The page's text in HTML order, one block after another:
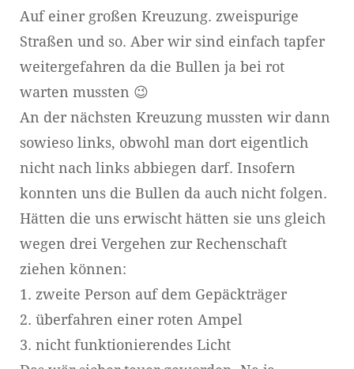
Auf einer großen Kreuzung. zweispurige
Straßen und so. Aber wir sind einfach tapfer
weitergefahren da die Bullen ja bei rot
warten mussten 😉
An der nächsten Kreuzung mussten wir dann
sowieso links, obwohl man dort eigentlich
nicht nach links abbiegen darf. Insofern
konnten uns die Bullen da auch nicht folgen.
Hätten die uns erwischt hätten sie uns gleich
wegen drei Vergehen zur Rechenschaft
ziehen können:
1. zweite Person auf dem Gepäckträger
2. überfahren einer roten Ampel
3. nicht funktionierendes Licht